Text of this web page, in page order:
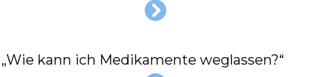
„Wie kann ich Medikamente weglassen?“